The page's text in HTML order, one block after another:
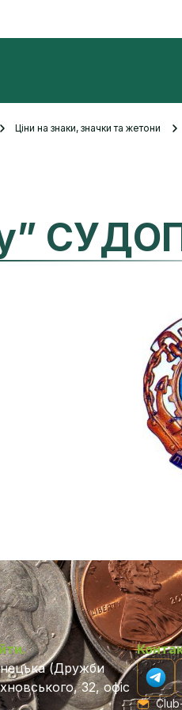
Ціни на знаки, значки та жетони
(Дружби
32, офіс
Club-